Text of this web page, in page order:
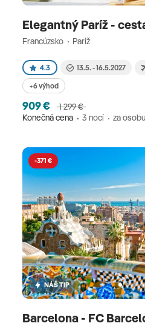
Elegantný Paríž -
Francúzsko Paríž
4.3 13.5. - 16.5.2027
+6 výhod
909 €
1 299 €
Konečná cena
3 nocí za osobu
-371 €
NÁŠ TIP
Barcelona - FC